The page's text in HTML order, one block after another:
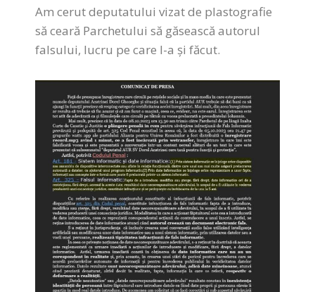
Am cerut deputatului vizat de plastografie
să ceară Parchetului să găsească autorul
falsului, lucru pe care l-a și făcut.